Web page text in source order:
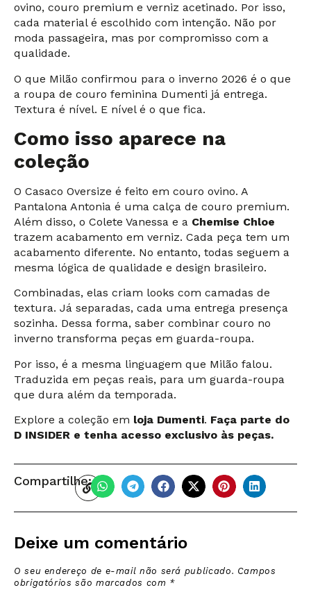
ovino, couro premium e verniz acetinado. Por isso,
cada material é escolhido com intenção. Não por
moda passageira, mas por compromisso com a
qualidade.
O que Milão confirmou para o inverno 2026 é o que
a roupa de couro feminina Dumenti já entrega.
Textura é nível. E nível é o que fica.
Como isso aparece na
coleção
O Casaco Oversize é feito em couro ovino. A
Pantalona Antonia é uma calça de couro premium.
Além disso, o Colete Vanessa e a Chemise Chloe
trazem acabamento em verniz. Cada peça tem um
acabamento diferente. No entanto, todas seguem a
mesma lógica de qualidade e design brasileiro.
Combinadas, elas criam looks com camadas de
textura. Já separadas, cada uma entrega presença
sozinha. Dessa forma, saber combinar couro no
inverno transforma peças em guarda-roupa.
Por isso, é a mesma linguagem que Milão falou.
Traduzida em peças reais, para um guarda-roupa
que dura além da temporada.
Explore a coleção em loja Dumenti. Faça parte do
D INSIDER e tenha acesso exclusivo às peças.
Compartilhe:
Deixe um comentário
O seu endereço de e-mail não será publicado. Campos
obrigatórios são marcados com *